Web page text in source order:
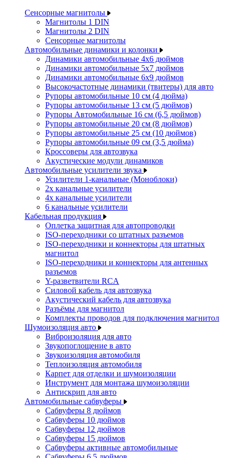
Сенсорные магнитолы
Магнитолы 1 DIN
Магнитолы 2 DIN
Сенсорные магнитолы
Автомобильные динамики и колонки
Динамики автомобильные 4x6 дюймов
Динамики автомобильные 5x7 дюймов
Динамики автомобильные 6x9 дюймов
Высокочастотные динамики (твитеры) для авто
Рупоры автомобильные 10 см (4 дюйма)
Рупоры автомобильные 13 см (5 дюймов)
Рупоры Автомобильные 16 см (6,5 дюймов)
Рупоры автомобильные 20 см (8 дюймов)
Рупоры автомобильные 25 см (10 дюймов)
Рупоры автомобильные 09 см (3,5 дюйма)
Кроссоверы для автозвука
Акустические модули динамиков
Автомобильные усилители звука
Усилители 1-канальные (Моноблоки)
2х канальные усилители
4х канальные усилители
6 канальные усилители
Кабельная продукция
Оплетка защитная для автопроводки
ISO-переходники со штатных разъемов
ISO-переходники и коннекторы для штатных
магнитол
ISO-переходники и коннекторы для антенных
разъемов
Y-разветвители RCA
Силовой кабель для автозвука
Акустический кабель для автозвука
Разъёмы для магнитол
Комплекты проводов для подключения магнитол
Шумоизоляция авто
Виброизоляция для авто
Звукопоглощение в авто
Звукоизоляция автомобиля
Теплоизоляция автомобиля
Карпет для отделки и шумоизоляции
Инструмент для монтажа шумоизоляции
Антискрип для авто
Автомобильные сабвуферы
Сабвуферы 8 дюймов
Сабвуферы 10 дюймов
Сабвуферы 12 дюймов
Сабвуферы 15 дюймов
Сабвуферы активные автомобильные